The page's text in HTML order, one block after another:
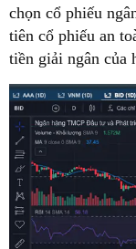
chọn cổ phiếu
tiên cổ phiếu an
tiền giải ngân của